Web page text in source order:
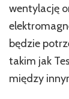
wentylację
będzie
takim jak
między